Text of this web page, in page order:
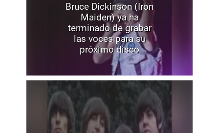
Bruce Dickinson (Iron
Maiden) ya ha
terminado de grabar
las voces para su
próximo disco